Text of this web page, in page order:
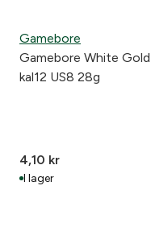
Gamebore
Gamebore White Gold
kal12 US8 28g
4,10 kr
I lager